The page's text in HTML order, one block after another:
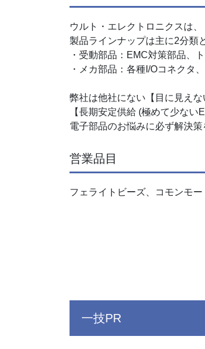
ウルト・エレクトロニクスは
製品ラインナップは主に2分類
・受動部品：EMC対策部品、
・メカ部品：各種I/Oコネクタ
弊社は他社にない【目に見えな
【長期安定供給 (極めて少な
電子部品のお悩みに必ず解決策
営業品目
フェライトビーズ、コモンモ
一技PR